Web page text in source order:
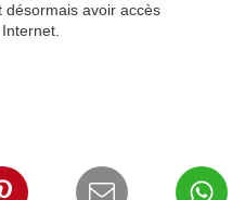
désormais avoir accès